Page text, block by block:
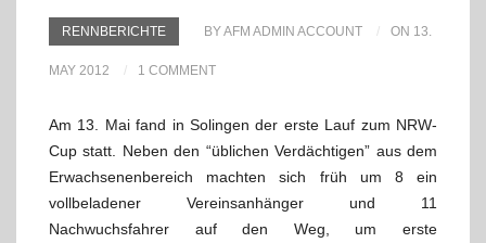
RENNBERICHTE BY AFM ADMIN ACCOUNT ON 13.
MAY 2012 1 COMMENT
Am 13. Mai fand in Solingen der erste Lauf zum NRW-
Cup statt. Neben den “üblichen Verdächtigen” aus dem
Erwachsenenbereich machten sich früh um 8 ein
vollbeladener Vereinsanhänger und 11
Nachwuchsfahrer auf den Weg, um erste